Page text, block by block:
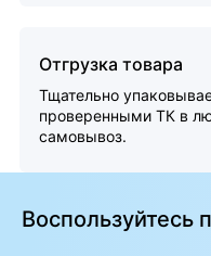
Отгрузка товара
Тщательно
проверенными ТК в
самовывоз.
Воспользуйтесь